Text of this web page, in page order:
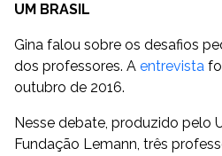
UM BRASIL
Gina falou sobre os desafios
dos professores. A entrevista
outubro de 2016.
Nesse debate, produzido pelo
Fundação Lemann, três